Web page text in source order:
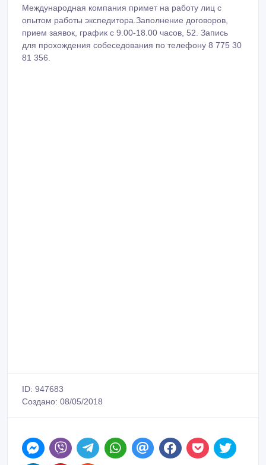
Международная компания примет на работу лиц с
опытом работы экспедитора.Заполнение договоров,
прием заявок, график с 9.00-18.00 часов, 52. Запись
для прохождения собеседования по телефону 8 775 30
81 356.
ID: 947683
Создано: 08/05/2018